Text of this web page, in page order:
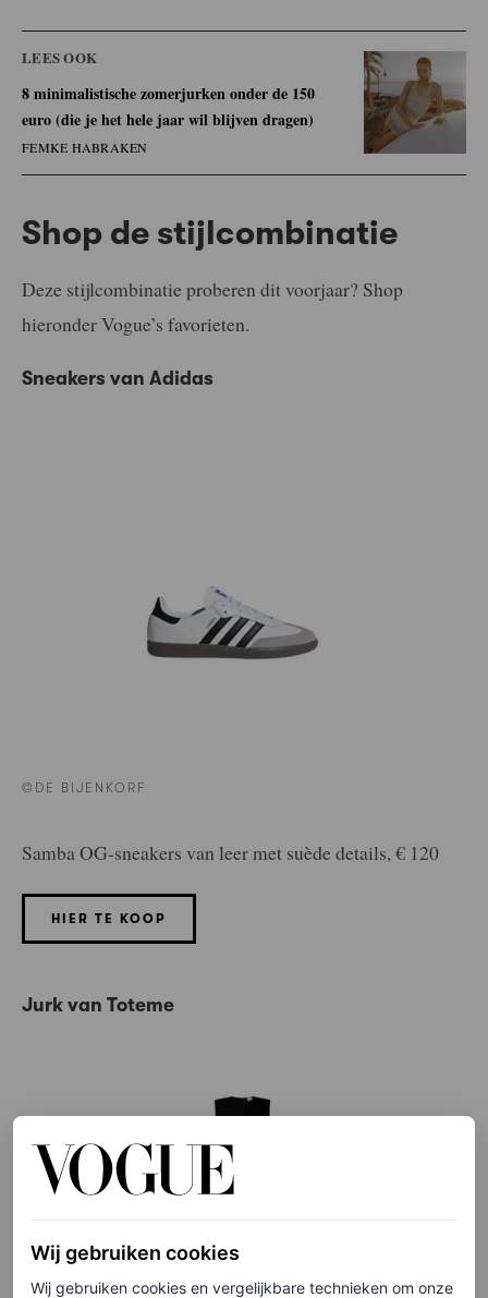
LEES OOK
8 minimalistische zomerjurken onder de 150
euro (die je het hele jaar wil blijven dragen)
FEMKE HABRAKEN
Shop de stijlcombinatie
Deze stijlcombinatie proberen dit voorjaar? Shop
hieronder Vogue’s favorieten.
Sneakers van Adidas
©DE BIJENKORF
Samba OG-sneakers van leer met suède details, € 120
HIER TE KOOP
Jurk van Toteme
Wij gebruiken cookies
Wij gebruiken cookies en vergelijkbare technieken om onze